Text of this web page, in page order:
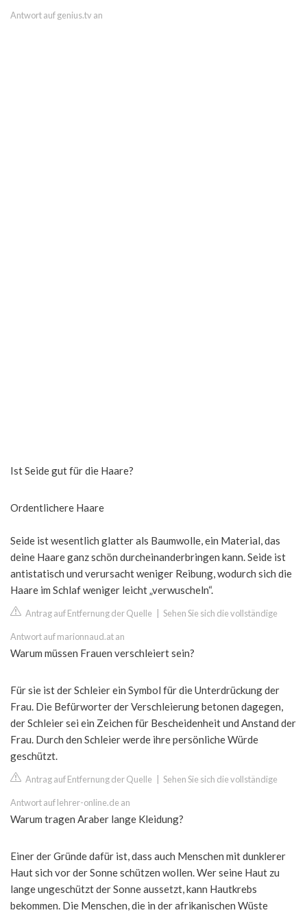
Antwort auf genius.tv an
Ist Seide gut für die Haare?
Ordentlichere Haare
Seide ist wesentlich glatter als Baumwolle, ein Material, das
deine Haare ganz schön durcheinanderbringen kann. Seide ist
antistatisch und verursacht weniger Reibung, wodurch sich die
Haare im Schlaf weniger leicht „verwuscheln“.
Antrag auf Entfernung der Quelle Sehen Sie sich die vollständige
Antwort auf marionnaud.at an
Warum müssen Frauen verschleiert sein?
Für sie ist der Schleier ein Symbol für die Unterdrückung der
Frau. Die Befürworter der Verschleierung betonen dagegen,
der Schleier sei ein Zeichen für Bescheidenheit und Anstand der
Frau. Durch den Schleier werde ihre persönliche Würde
geschützt.
Antrag auf Entfernung der Quelle Sehen Sie sich die vollständige
Antwort auf lehrer-online.de an
Warum tragen Araber lange Kleidung?
Einer der Gründe dafür ist, dass auch Menschen mit dunklerer
Haut sich vor der Sonne schützen wollen. Wer seine Haut zu
lange ungeschützt der Sonne aussetzt, kann Hautkrebs
bekommen. Die Menschen, die in der afrikanischen Wüste